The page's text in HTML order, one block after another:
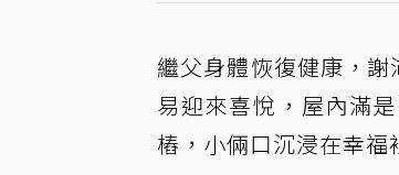
繼父身體恢復健康，
易迎來喜悅，屋內滿
樁，小倆口沉浸在幸福